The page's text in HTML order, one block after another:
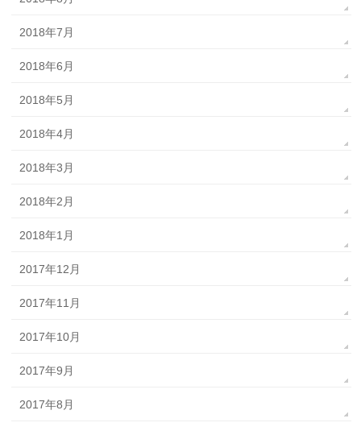
2018年7月
2018年6月
2018年5月
2018年4月
2018年3月
2018年2月
2018年1月
2017年12月
2017年11月
2017年10月
2017年9月
2017年8月